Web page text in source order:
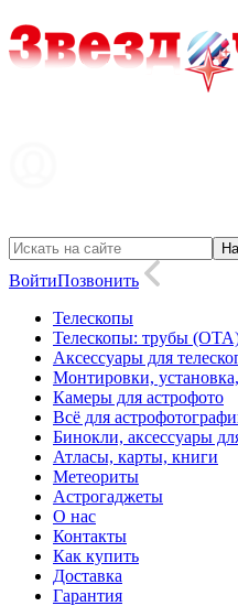
ВойтиПозвонить
Телескопы
Телескопы: трубы
Аксессуары для
Монтировки,
Камеры для астрофото
Всё для
Бинокли, аксессуары
Атласы, карты, книги
Метеориты
Астрогаджеты
О нас
Контакты
Как купить
Доставка
Гарантия